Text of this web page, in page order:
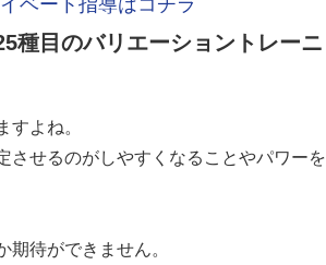
種目のバリエーショントレーニ
よね。
させるのがしやすくなることやパワーを
待ができません。